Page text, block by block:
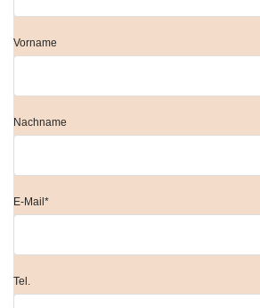
Vorname
Nachname
E-Mail*
Tel.